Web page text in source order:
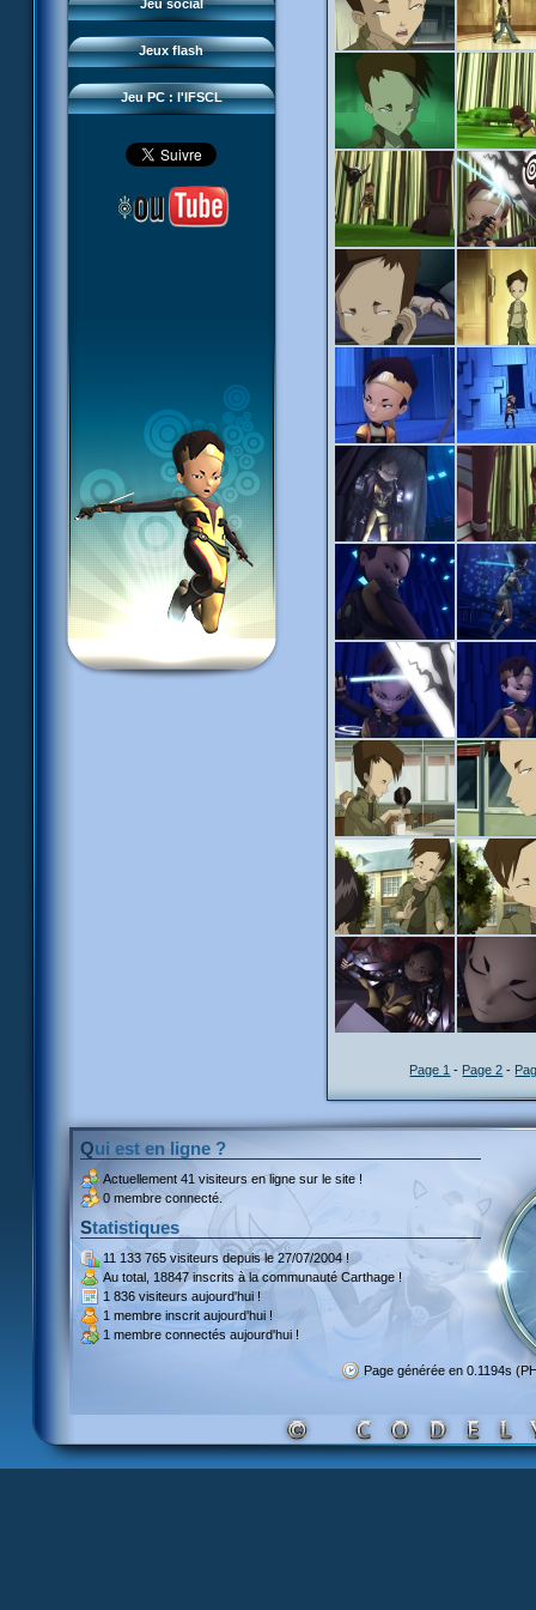
Jeu social
Jeux flash
Sector 2 Escape
Jeu PC : l'IFSCL
Téléchargements
Réseau IFSCL
Page 1 - Page 2 -
Qui est en ligne ?
Actuellement 41 visiteurs en ligne sur le site !
0 membre connecté.
Statistiques
11 133 765 visiteursdepuis le 27/07/2004 !
Au total, 18847 inscritsà la communauté Carthage !
1 836 visiteurs aujourd'hui !
1 membre inscrit aujourd'hui !
1 membre connectés aujourd'hui !
Page générée en 0.1194s